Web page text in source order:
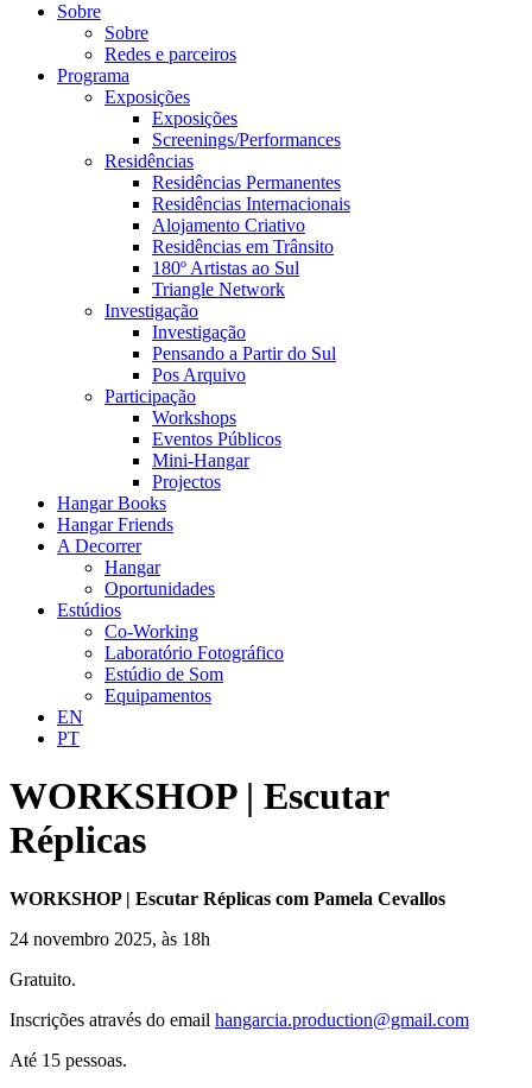
Sobre
Sobre
Redes e parceiros
Programa
Exposições
Exposições
Screenings/Performances
Residências
Residências Permanentes
Residências Internacionais
Alojamento Criativo
Residências em Trânsito
180º Artistas ao Sul
Triangle Network
Investigação
Investigação
Pensando a Partir do Sul
Pos Arquivo
Participação
Workshops
Eventos Públicos
Mini-Hangar
Projectos
Hangar Books
Hangar Friends
A Decorrer
Hangar
Oportunidades
Estúdios
Co-Working
Laboratório Fotográfico
Estúdio de Som
Equipamentos
EN
PT
WORKSHOP | Escutar
Réplicas
WORKSHOP | Escutar Réplicas com Pamela Cevallos
24 novembro 2025, às 18h
Gratuito.
Inscrições através do email hangarcia.production@gmail.com
Até 15 pessoas.